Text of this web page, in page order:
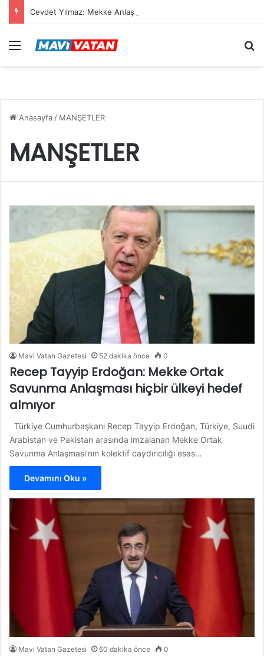
Menü
Anasayfa / MANŞETLER
MANŞETLER
Mavi Vatan Gazetesi 52 dakika önce 0
Recep Tayyip Erdoğan: Mekke Ortak
Savunma Anlaşması hiçbir ülkeyi hedef
almıyor
Türkiye Cumhurbaşkanı Recep Tayyip Erdoğan, Türkiye, Suudi
Arabistan ve Pakistan arasında imzalanan Mekke Ortak
Savunma Anlaşması’nın kolektif caydırıcılığı esas…
Devamını Oku »
Mavi Vatan Gazetesi 60 dakika önce 0